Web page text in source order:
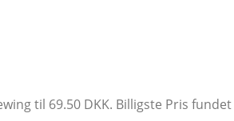
til 69.50 DKK. Billigste Pris fundet